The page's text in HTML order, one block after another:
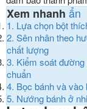
Xem nhanh ẩn
1. Lựa chọn bột
2. Sên nhân theo
chất lượng
3. Kiểm soát
chuẩn
4. Bọc bánh và
5. Nướng bánh ở